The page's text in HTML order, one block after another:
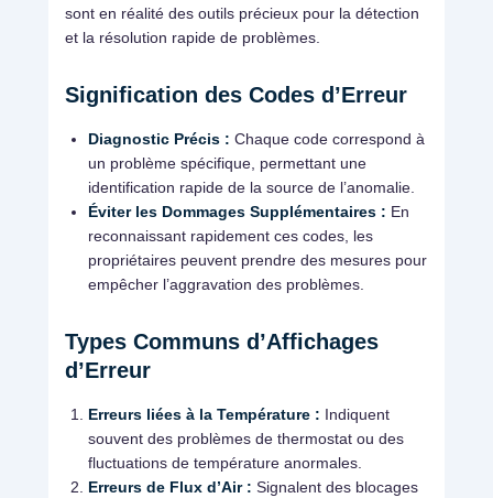
sont en réalité des outils précieux pour la détection
et la résolution rapide de problèmes.
Signification des Codes d’Erreur
Diagnostic Précis : Chaque code correspond à
un problème spécifique, permettant une
identification rapide de la source de l’anomalie.
Éviter les Dommages Supplémentaires : En
reconnaissant rapidement ces codes, les
propriétaires peuvent prendre des mesures pour
empêcher l’aggravation des problèmes.
Types Communs d’Affichages
d’Erreur
Erreurs liées à la Température : Indiquent
souvent des problèmes de thermostat ou des
fluctuations de température anormales.
Erreurs de Flux d’Air : Signalent des blocages